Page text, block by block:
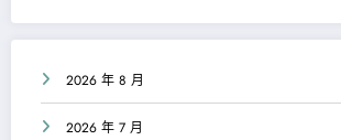
2026 年 8 月
2026 年 7 月